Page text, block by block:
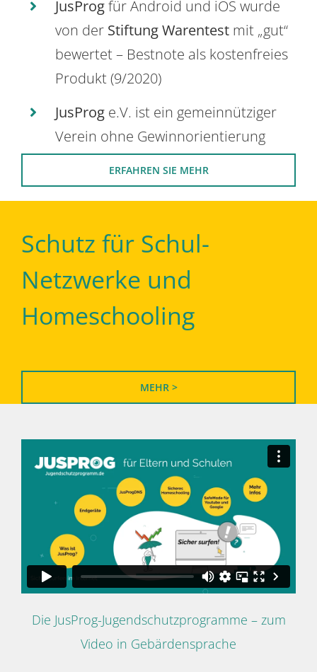
JusProgfür Android und iOS wurde
von der Stiftung Warentest mit „gut“
bewertet – Bestnote als kostenfreies
Produkt (9/2020)
JusProg e.V. ist ein gemeinnütziger
Verein ohne Gewinnorientierung
ERFAHREN SIE MEHR
Schutz für Schul-
Netzwerke und
Homeschooling
MEHR >
Die JusProg-Jugendschutzprogramme – zum
Video in Gebärdensprache